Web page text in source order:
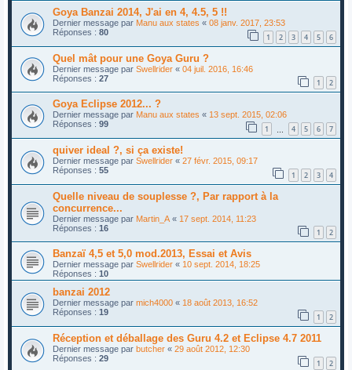
Goya Banzai 2014, J'ai en 4, 4.5, 5 !!
Dernier message par Manu aux states « 08 janv. 2017, 23:53
Réponses : 80 1 2 3 4 5 6
Quel mât pour une Goya Guru ?
Dernier message par Swellrider « 04 juil. 2016, 16:46
Réponses : 27 1 2
Goya Eclipse 2012... ?
Dernier message par Manu aux states « 13 sept. 2015, 02:06
Réponses : 99 1 4 5 6 7
quiver ideal ?, si ça existe!
Dernier message par Swellrider « 27 févr. 2015, 09:17
Réponses : 55 1 2 3 4
Quelle niveau de souplesse ?, Par rapport à la
concurrence...
Dernier message par Martin_A « 17 sept. 2014, 11:23
Réponses : 16 1 2
Banzaï 4,5 et 5,0 mod.2013, Essai et Avis
Dernier message par Swellrider « 10 sept. 2014, 18:25
Réponses : 10
banzai 2012
Dernier message par mich4000 « 18 août 2013, 16:52
Réponses : 19 1 2
Réception et déballage des Guru 4.2 et Eclipse 4.7 2011
Dernier message par butcher « 29 août 2012, 12:30
Réponses : 29 1 2